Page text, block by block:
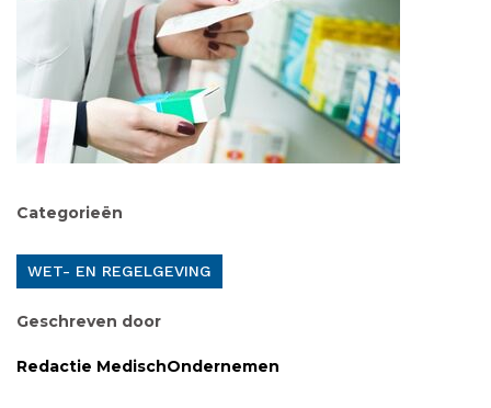
Categorieën
WET- EN REGELGEVING
Geschreven door
Redactie MedischOndernemen